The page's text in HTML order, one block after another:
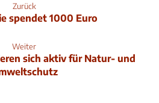
Zurück
spendet 1000 Euro
Weiter
sich aktiv für Natur- und